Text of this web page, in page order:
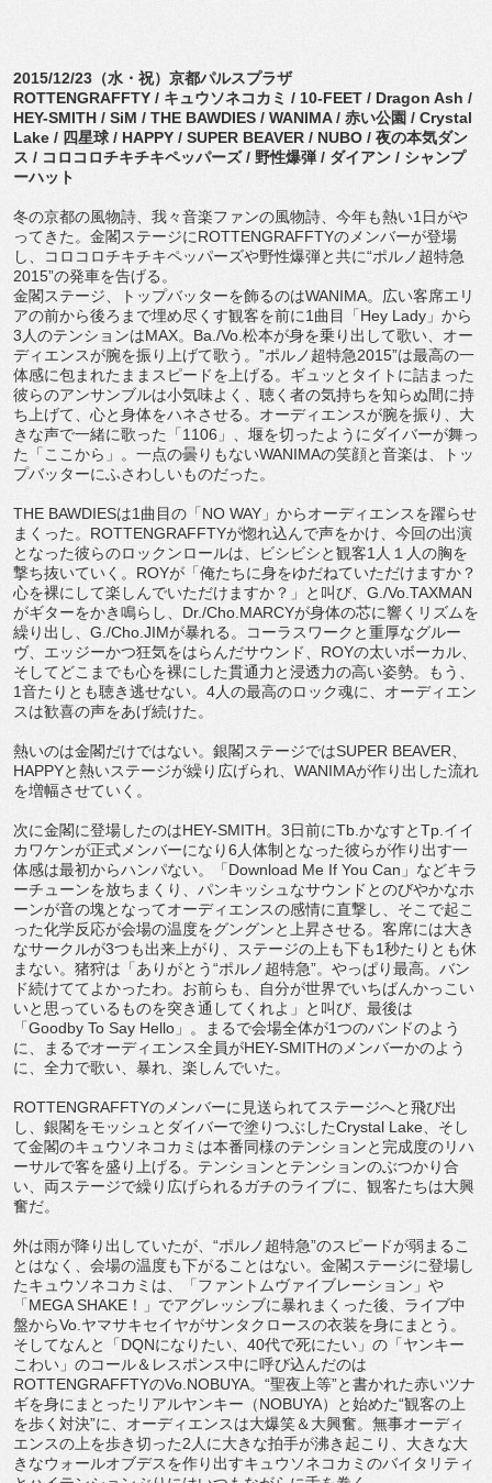
2015/12/23（水・祝）京都パルスプラザ
ROTTENGRAFFTY / キュウソネコカミ / 10-FEET / Dragon Ash /
HEY-SMITH / SiM / THE BAWDIES / WANIMA / 赤い公園 / Crystal
Lake / 四星球 / HAPPY / SUPER BEAVER / NUBO / 夜の本気ダン
ス / コロコロチキチキペッパーズ / 野性爆弾 / ダイアン / シャンプ
ーハット
冬の京都の風物詩、我々音楽ファンの風物詩、今年も熱い1日がや
ってきた。金閣ステージにROTTENGRAFFTYのメンバーが登場
し、コロコロチキチキペッパーズや野性爆弾と共に“ポルノ超特急
2015”の発車を告げる。
金閣ステージ、トップバッターを飾るのはWANIMA。広い客席エリ
アの前から後ろまで埋め尽くす観客を前に1曲目「Hey Lady」から
3人のテンションはMAX。Ba./Vo.松本が身を乗り出して歌い、オー
ディエンスが腕を振り上げて歌う。”ポルノ超特急2015”は最高の一
体感に包まれたままスピードを上げる。ギュッとタイトに詰まった
彼らのアンサンブルは小気味よく、聴く者の気持ちを知らぬ間に持
ち上げて、心と身体をハネさせる。オーディエンスが腕を振り、大
きな声で一緒に歌った「1106」、堰を切ったようにダイバーが舞っ
た「ここから」。一点の曇りもないWANIMAの笑顔と音楽は、トッ
プバッターにふさわしいものだった。
THE BAWDIESは1曲目の「NO WAY」からオーディエンスを躍らせ
まくった。ROTTENGRAFFTYが惚れ込んで声をかけ、今回の出演
となった彼らのロックンロールは、ビシビシと観客1人１人の胸を
撃ち抜いていく。ROYが「俺たちに身をゆだねていただけますか？
心を裸にして楽しんでいただけますか？」と叫び、G./Vo.TAXMAN
がギターをかき鳴らし、Dr./Cho.MARCYが身体の芯に響くリズムを
繰り出し、G./Cho.JIMが暴れる。コーラスワークと重厚なグルー
ヴ、エッジーかつ狂気をはらんだサウンド、ROYの太いボーカル、
そしてどこまでも心を裸にした貫通力と浸透力の高い姿勢。もう、
1音たりとも聴き逃せない。4人の最高のロック魂に、オーディエン
スは歓喜の声をあげ続けた。
熱いのは金閣だけではない。銀閣ステージではSUPER BEAVER、
HAPPYと熱いステージが繰り広げられ、WANIMAが作り出した流れ
を増幅させていく。
次に金閣に登場したのはHEY-SMITH。3日前にTb.かなすとTp.イイ
カワケンが正式メンバーになり6人体制となった彼らが作り出す一
体感は最初からハンパない。「Download Me If You Can」などキラ
ーチューンを放ちまくり、パンキッシュなサウンドとのびやかなホ
ーンが音の塊となってオーディエンスの感情に直撃し、そこで起こ
った化学反応が会場の温度をグングンと上昇させる。客席には大き
なサークルが3つも出来上がり、ステージの上も下も1秒たりとも休
まない。猪狩は「ありがとう“ポルノ超特急”。やっぱり最高。バン
ド続けててよかったわ。お前らも、自分が世界でいちばんかっこい
いと思っているものを突き通してくれよ」と叫び、最後は
「Goodby To Say Hello」。まるで会場全体が1つのバンドのよう
に、まるでオーディエンス全員がHEY-SMITHのメンバーかのよう
に、全力で歌い、暴れ、楽しんでいた。
ROTTENGRAFFTYのメンバーに見送られてステージへと飛び出
し、銀閣をモッシュとダイバーで塗りつぶしたCrystal Lake、そし
て金閣のキュウソネコカミは本番同様のテンションと完成度のリハ
ーサルで客を盛り上げる。テンションとテンションのぶつかり合
い、両ステージで繰り広げられるガチのライブに、観客たちは大興
奮だ。
外は雨が降り出していたが、“ポルノ超特急”のスピードが弱まるこ
とはなく、会場の温度も下がることはない。金閣ステージに登場し
たキュウソネコカミは、「ファントムヴァイブレーション」や
「MEGA SHAKE！」でアグレッシブに暴れまくった後、ライブ中
盤からVo.ヤマサキセイヤがサンタクロースの衣装を身にまとう。
そしてなんと「DQNになりたい、40代で死にたい」の「ヤンキー
こわい」のコール＆レスポンス中に呼び込んだのは
ROTTENGRAFFTYのVo.NOBUYA。“聖夜上等”と書かれた赤いツナ
ギを身にまとったリアルヤンキー（NOBUYA）と始めた“観客の上
を歩く対決”に、オーディエンスは大爆笑＆大興奮。無事オーディ
エンスの上を歩き切った2人に大きな拍手が沸き起こり、大きな大
きなウォールオブデスを作り出すキュウソネコカミのバイタリティ